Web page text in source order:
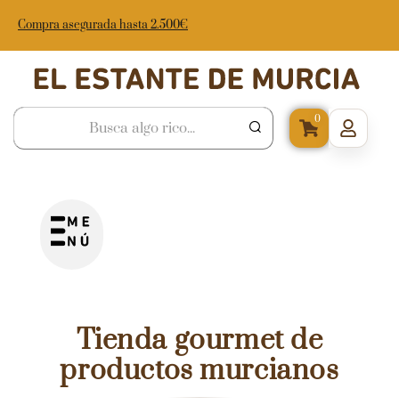
Compra asegurada hasta 2.500€
0
Tienda gourmet de
productos murcianos